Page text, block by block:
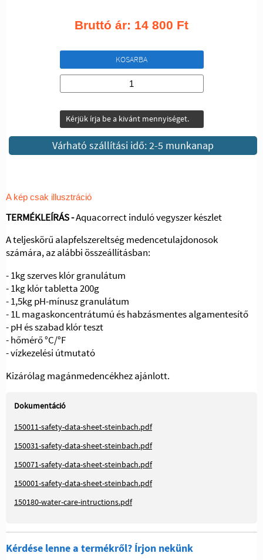
Bruttó ár: 14 800 Ft
KOSARBA
Kérjük írja be a kivánt mennyiséget.
Várható szállítási idő: 2-5 munkanap
A kép csak illusztráció
TERMÉKLEÍRÁS -Aquacorrect induló vegyszer készlet
A teljeskörű alapfelszereltség medencetulajdonosok
számára, az alábbi összeállításban:
- 1kg szerves klór granulátum
- 1kg klór tabletta 200g
- 1,5kg pH-mínusz granulátum
- 1L magaskoncentrátumú és habzásmentes algamentesítő
- pH és szabad klór teszt
- hőmérő °C/°F
- vízkezelési útmutató
Kizárólag magánmedencékhez ajánlott.
Dokumentáció
150011-safety-data-sheet-steinbach.pdf
150031-safety-data-sheet-steinbach.pdf
150071-safety-data-sheet-steinbach.pdf
150001-safety-data-sheet-steinbach.pdf
150180-water-care-intructions.pdf
Kérdése lenne a termékről? Írjon nekünk